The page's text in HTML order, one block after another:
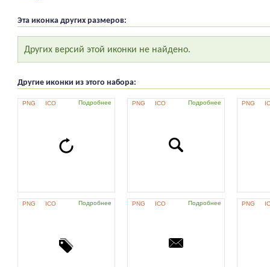
Эта иконка других размеров:
Других версий этой иконки не найдено.
Другие иконки из этого набора:
PNG ICO Подробнее PNG ICO Подробнее PNG
PNG ICO Подробнее PNG ICO Подробнее PNG